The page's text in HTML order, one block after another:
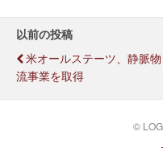
以前の投稿
米オールステーツ、静脈物
流事業を取得
©